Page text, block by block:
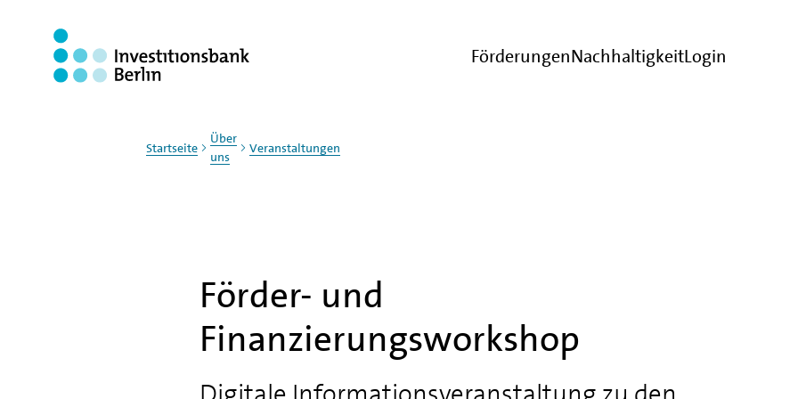
FörderungenNachhaltigkeitLogin
Startseite
Über
uns
Veranstaltungen
Förder- und
Finanzierungsworkshop